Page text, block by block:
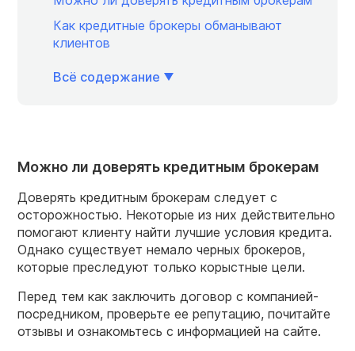
Как кредитные брокеры обманывают
клиентов
Всё содержание
Можно ли доверять кредитным брокерам
Доверять кредитным брокерам следует с
осторожностью. Некоторые из них действительно
помогают клиенту найти лучшие условия кредита.
Однако существует немало ‎черных брокеров,
которые преследуют только корыстные цели.
Перед тем как заключить договор с компанией-
посредником, проверьте ее репутацию, почитайте
отзывы и ознакомьтесь с информацией на сайте.